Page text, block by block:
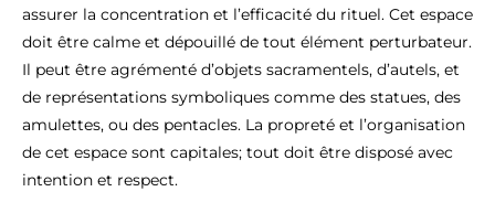
assurer la concentration et l’efficacité du rituel. Cet espace
doit être calme et dépouillé de tout élément perturbateur.
Il peut être agrémenté d’objets sacramentels, d’autels, et
de représentations symboliques comme des statues, des
amulettes, ou des pentacles. La propreté et l’organisation
de cet espace sont capitales; tout doit être disposé avec
intention et respect.